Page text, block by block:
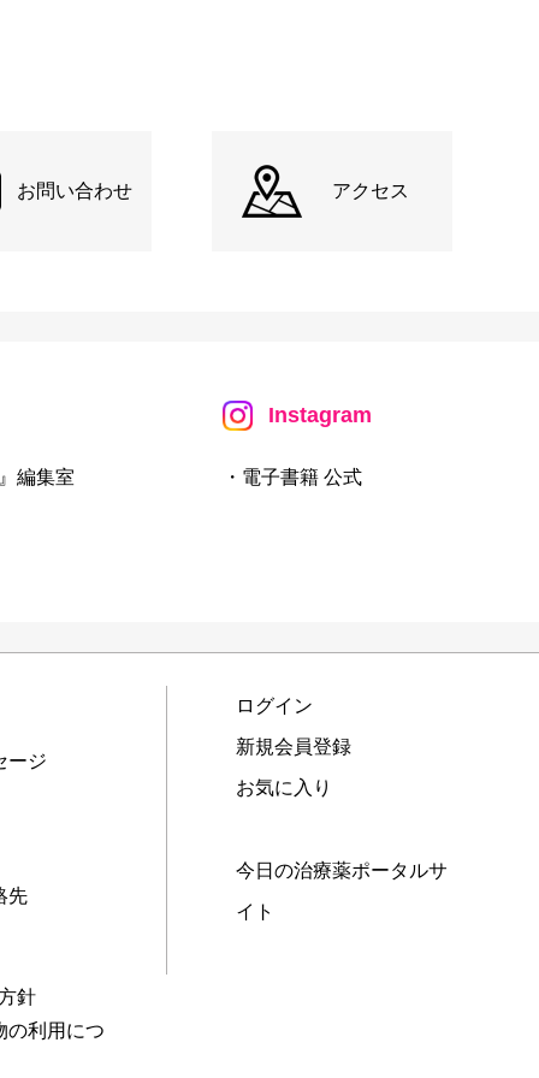
お問い合わせ アクセス
編集室
Instagram
・電子書籍 公式
ージ
先
針
の利用につ
ログイン
新規会員登録
お気に入り
今日の治療薬ポータルサ
イト